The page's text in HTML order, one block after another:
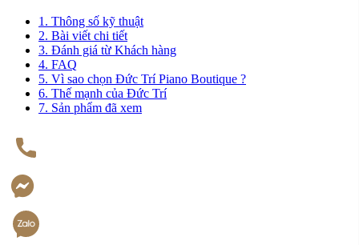
1. Thông số kỹ thuật
2. Bài viết chi tiết
3. Đánh giá từ Khách hàng
4. FAQ
5. Vì sao chọn Đức Trí Piano Boutique ?
6. Thế mạnh của Đức Trí
7. Sản phẩm đã xem